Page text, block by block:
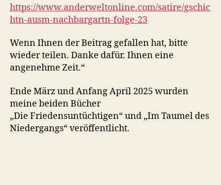
https://www.anderweltonline.com/satire/gschic
htn-ausm-nachbargartn-folge-23
Wenn Ihnen der Beitrag gefallen hat, bitte
wieder teilen. Danke dafür. Ihnen eine
angenehme Zeit.“
Ende März und Anfang April 2025 wurden
meine beiden Bücher
„Die Friedensuntüchtigen“ und „Im Taumel des
Niedergangs“ veröffentlicht.